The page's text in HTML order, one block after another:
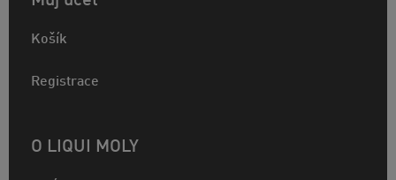
Košík
Registrace
O LIQUI MOLY